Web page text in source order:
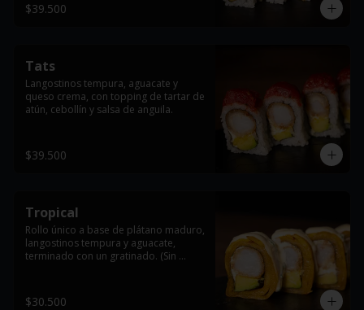
$39.500
Tats
Langostinos tempura, aguacate y
queso crema, con topping de tartar de
atún, cebollín y salsa de anguila.
$39.500
Tropical
Rollo único a base de plátano maduro,
langostinos tempura y aguacate,
terminado con un gratinado. (Sin
$30.500